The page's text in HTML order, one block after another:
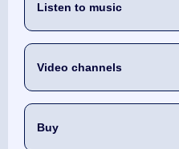
Listen to music
Video channels
Buy